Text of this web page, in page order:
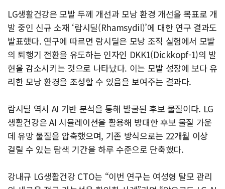
LG생활건강은 모발 두께 개선과 모낭 환경 개선을 목표로 개
발 중인 신규 소재 ‘람시딜(Rhamsydil)’에 대한 연구 결과도
발표했다. 연구에 따르면 람시딜은 모낭 조직 실험에서 모발
의 퇴행기 전환을 유도하는 인자인 DKK1(Dickkopf-1)의 발
현을 감소시키는 것으로 나타났다. 이는 모발 성장에 보다 유
리한 모낭 환경을 조성할 수 있음을 보여주는 결과다.
람시딜 역시 AI 기반 분석을 통해 발굴된 후보 물질이다. LG
생활건강은 AI 시뮬레이션을 활용해 방대한 후보 물질 가운
데 유망 물질을 압축했으며, 기존 방식으로는 22개월 이상
걸릴 수 있는 탐색 기간을 하루 수준으로 단축했다.
강내규 LG생활건강 CTO는 “이번 연구는 여성형 탈모 관리